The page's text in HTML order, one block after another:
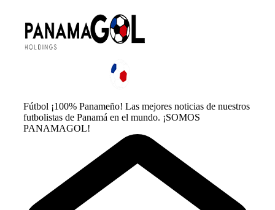
Fútbol ¡100% Panameño! Las mejores noticias de nuestros
futbolistas de Panamá en el mundo. ¡SOMOS
PANAMAGOL!